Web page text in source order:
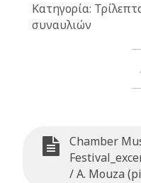
Κατηγορία:
συναυλιών
Chamber
/ A. Mouza